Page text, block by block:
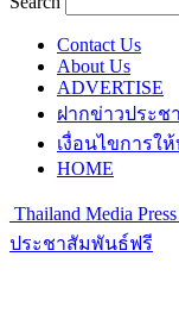
Contact Us
About Us
ADVERTISE
ฝากข่าวประ
เงื่อนไขการใ
HOME
Thailand Media
ประชาสัมพันธ์ฟรี